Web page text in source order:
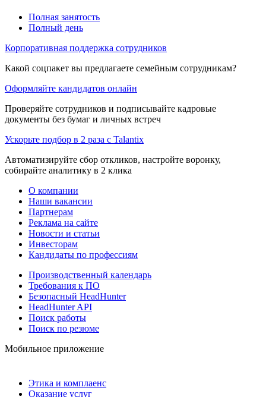
Полная занятость
Полный день
Корпоративная поддержка сотрудников
Какой соцпакет вы предлагаете семейным сотрудникам?
Оформляйте кандидатов онлайн
Проверяйте сотрудников и подписывайте кадровые
документы без бумаг и личных встреч
Ускорьте подбор в 2 раза с Talantix
Автоматизируйте сбор откликов, настройте воронку,
собирайте аналитику в 2 клика
О компании
Наши вакансии
Партнерам
Реклама на сайте
Новости и статьи
Инвесторам
Кандидаты по профессиям
Производственный календарь
Требования к ПО
Безопасный HeadHunter
HeadHunter API
Поиск работы
Поиск по резюме
Мобильное приложение
Этика и комплаенс
Оказание услуг